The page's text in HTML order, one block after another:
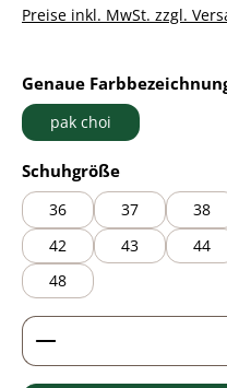
Preise inkl. MwSt. zzgl.
Genaue
pak choi
Schuhgrößeauswählen
36 37 38
42
43 44
48
Produkt Anzahl: Gib